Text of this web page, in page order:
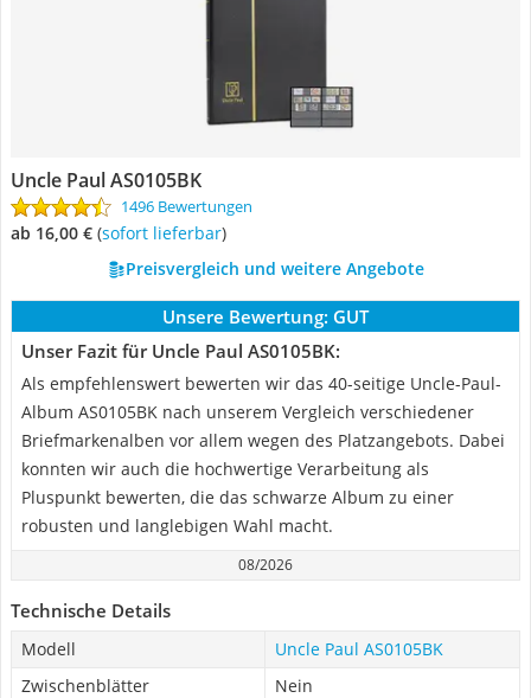
Uncle Paul AS0105BK
1496 Bewertungen
ab 16,00 € ( Sofort lieferbar)
Preisvergleich und weitere Angebote
Unsere Bewertung: GUT
Unser Fazit für Uncle Paul AS0105BK:
Als empfehlenswert bewerten wir das 40-seitige Uncle-Paul-
Album AS0105BK nach unserem Vergleich verschiedener
Briefmarkenalben vor allem wegen des Platzangebots. Dabei
konnten wir auch die hochwertige Verarbeitung als
Pluspunkt bewerten, die das schwarze Album zu einer
robusten und langlebigen Wahl macht.
08/2026
Technische Details
Modell
Uncle Paul AS0105BK
Zwischenblätter
Nein